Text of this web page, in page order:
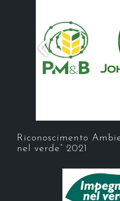
Riconoscimento
nel verde” 2021